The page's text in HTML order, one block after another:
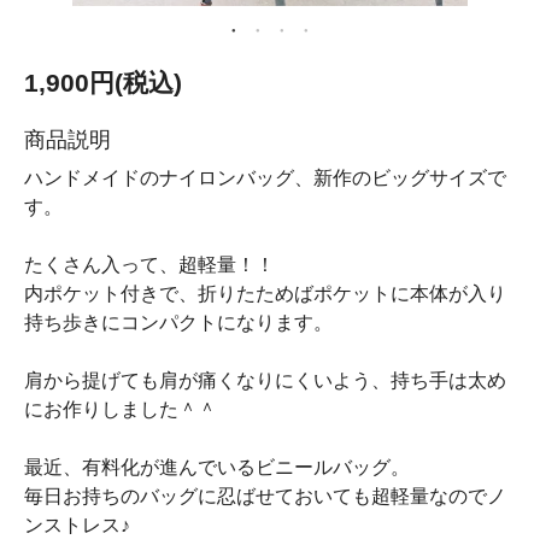
1,900円(税込)
商品説明
ハンドメイドのナイロンバッグ、新作のビッグサイズで
す。
たくさん入って、超軽量！！
内ポケット付きで、折りたためばポケットに本体が入り
持ち歩きにコンパクトになります。
肩から提げても肩が痛くなりにくいよう、持ち手は太め
にお作りしました＾＾
最近、有料化が進んでいるビニールバッグ。
毎日お持ちのバッグに忍ばせておいても超軽量なのでノ
ンストレス♪